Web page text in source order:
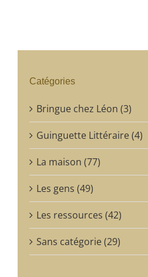
Catégories
Bringue chez Léon (3)
Guinguette Littéraire (4)
La maison (77)
Les gens (49)
Les ressources (42)
Sans catégorie (29)